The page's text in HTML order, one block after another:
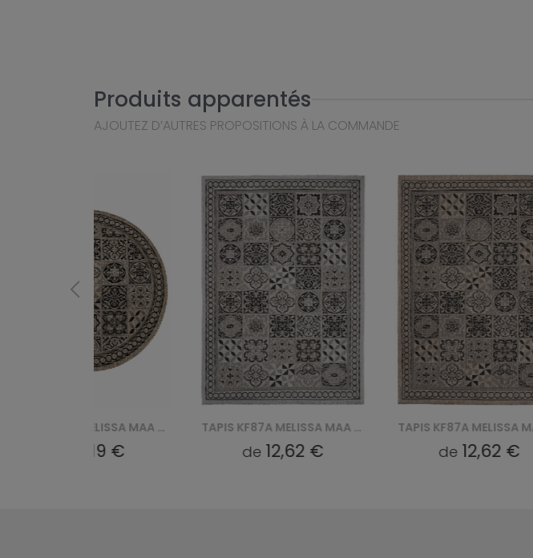
Produits apparentés
AJOUTEZ D’AUTRES PROPOSITIONS À LA COMMANDE
TAPIS KF87A MELISSA MAA - SZARY TAPIS KF87A MELISSA MAA - BRĄZOWY